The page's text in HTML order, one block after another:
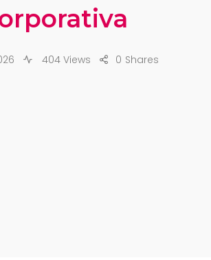
404 Views Shares
0